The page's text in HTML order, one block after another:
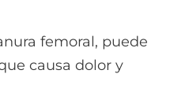
femoral, puede
causa dolor y